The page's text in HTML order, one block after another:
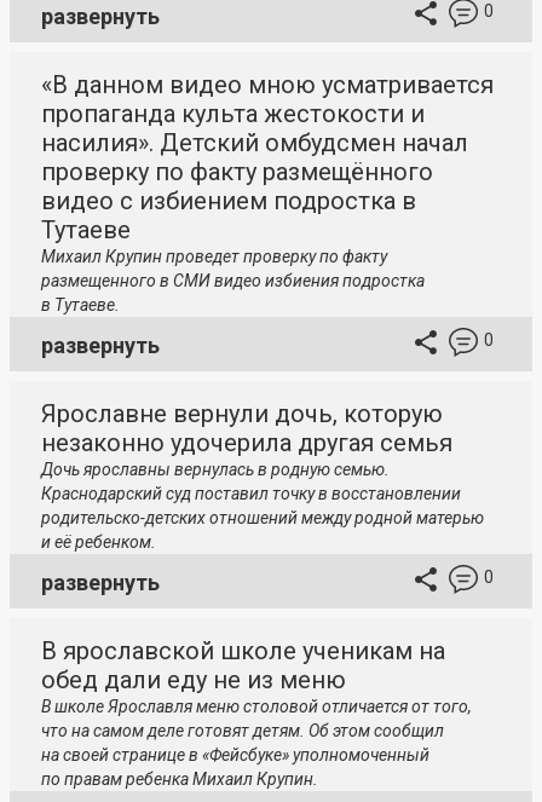
развернуть 0
«В данном видео мною усматривается
пропаганда культа жестокости и
насилия». Детский омбудсмен начал
проверку по факту размещённого
видео с избиением подростка в
Тутаеве
Михаил Крупин проведет проверку по факту
размещенного в СМИ видео избиения подростка
в Тутаеве.
развернуть 0
Ярославне вернули дочь, которую
незаконно удочерила другая семья
Дочь ярославны вернулась в родную семью.
Краснодарский суд поставил точку в восстановлении
родительско-детских отношений между родной матерью
и её ребенком.
развернуть 0
В ярославской школе ученикам на
обед дали еду не из меню
В школе Ярославля меню столовой отличается от того,
что на самом деле готовят детям. Об этом сообщил
на своей странице в «Фейсбуке» уполномоченный
по правам ребенка Михаил Крупин.